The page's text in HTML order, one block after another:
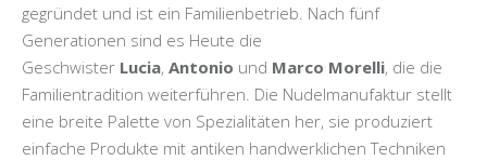
gegründet und ist ein Familienbetrieb. Nach fünf
Generationen sind es Heute die
Geschwister Lucia, Antonio und Marco Morelli, die die
Familientradition weiterführen. Die Nudelmanufaktur stellt
eine breite Palette von Spezialitäten her, sie produziert
einfache Produkte mit antiken handwerklichen Techniken